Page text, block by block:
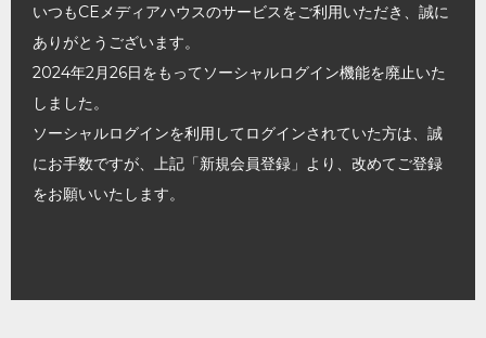
いつもCEメディアハウスのサービスをご利用いただき、誠に
ありがとうございます。
2024年2月26日をもってソーシャルログイン機能を廃止いた
しました。
ソーシャルログインを利用してログインされていた方は、誠
にお手数ですが、上記「新規会員登録」より、改めてご登録
をお願いいたします。